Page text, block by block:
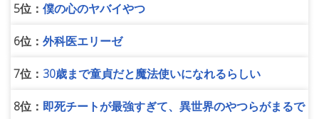
5位： 僕の心のヤバイやつ
6位： 外科医エリーゼ
7位： 30歳まで童貞だと魔法使いになれるらしい
8位： 即死チートが最強すぎて、異世界のやつらがまるで